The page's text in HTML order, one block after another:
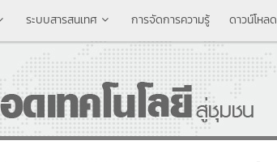
ระบบสารสนเทศ การจัดการความรู้ ดาวน์โหลด